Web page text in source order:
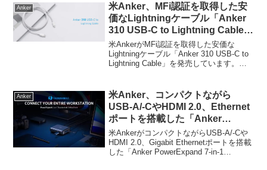
Anker
米Anker、MFi認証を取得した安
価なLightningケーブル「Anker
310 USB-C to Lightning Cable」
を発売。
米AnkerがMFi認証を取得した安価な
Lightningケーブル「Anker 310 USB-C to
Lightning Cable」を発売しています。詳
Anker
米Anker、コンパクトながら
USB-A/-CやHDMI 2.0、Ethernet
ポートを搭載した「Anker
PowerExpand 7-in-1
Thunderbolt 3 Mini Dock」を発
売。
米AnkerがコンパクトながらUSB-A/-Cや
HDMI 2.0、Gigabit Ethernetポートを搭載
した「Anker PowerExpand 7-in-1